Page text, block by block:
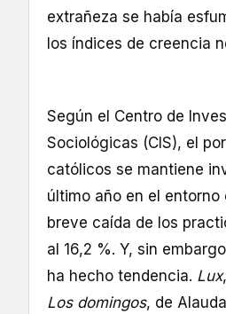
extrañeza se había
los índices de creencia
Según el Centro de
Sociológicas (CIS), el
católicos se mantiene
último año en el
breve caída de los
al 16,2 %. Y, sin
ha hecho tendencia. Lux
Los domingos, de